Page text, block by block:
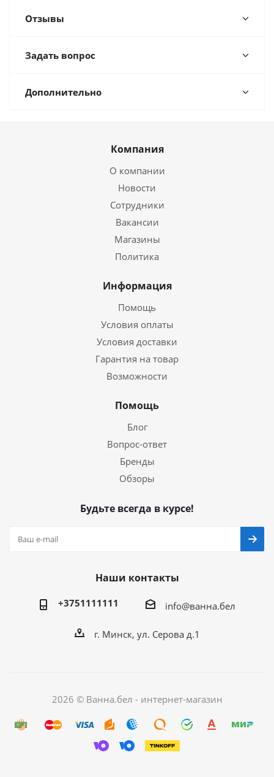
Отзывы
Задать вопрос
Дополнительно
Компания
О компании
Новости
Сотрудники
Вакансии
Магазины
Политика
Информация
Помощь
Условия оплаты
Условия доставки
Гарантия на товар
Возможности
Помощь
Блог
Вопрос-ответ
Бренды
Обзоры
Будьте всегда в курсе!
Наши контакты
+3751111111 info@ванна.бел
г. Минск, ул. Серова д.1
2026 © Ванна.бел - интернет-магазин